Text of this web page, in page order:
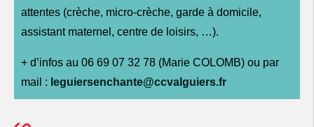
attentes (crèche, micro-crèche, garde à domicile,
assistant maternel, centre de loisirs, …).
+ d’infos au 06 69 07 32 78 (Marie COLOMB) ou par
mail : leguiersenchante@ccvalguiers.fr